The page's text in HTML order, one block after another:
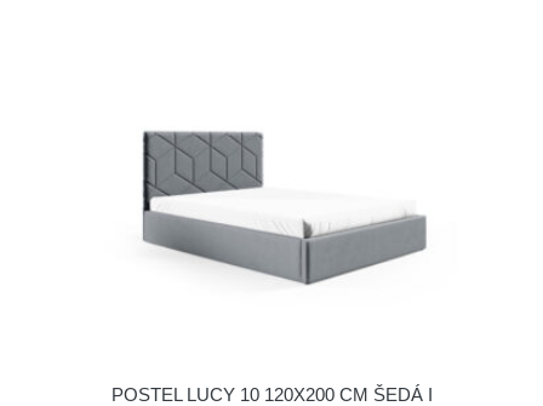
POSTEL LUCY 10 120X200 CM ŠEDÁ I